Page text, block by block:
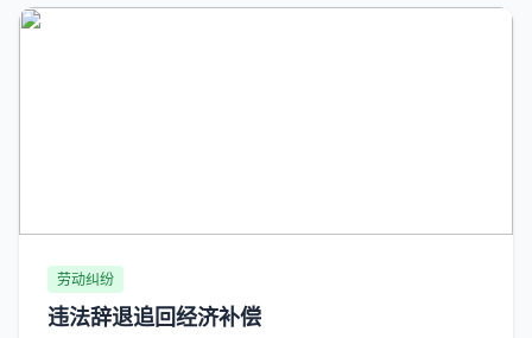
劳动纠纷
违法辞退追回经济补偿